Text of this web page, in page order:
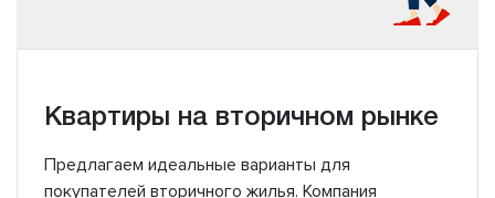
Квартиры на вторичном рынке
Предлагаем идеальные варианты для
покупателей вторичного жилья. Компания